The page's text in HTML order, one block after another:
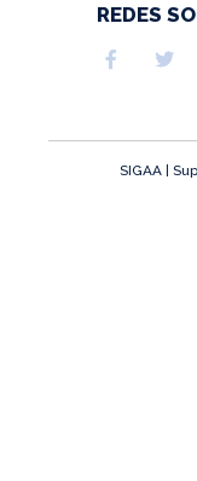
REDES
SIGAA |